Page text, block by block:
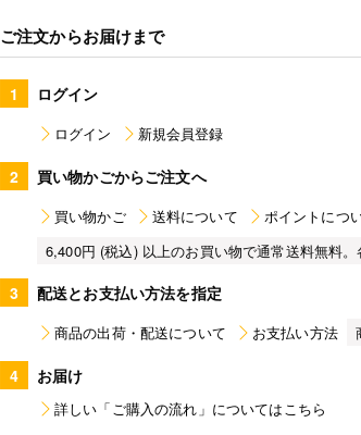
ご注文からお届けまで
1 ログイン
ログイン 新規会員登録
2 買い物かごからご注文へ
買い物かご 送料について ポイントにつ
6,400円 (税込) 以上のお買い物で通常送料無料
3 配送とお支払い方法を指定
商品の出荷・配送について お支払い方法
4 お届け
詳しい「ご購入の流れ」についてはこちら